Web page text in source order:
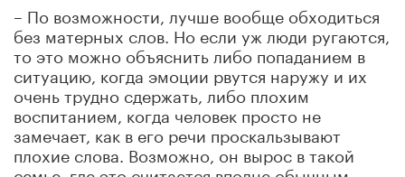
– По возможности, лучше вообще обходиться
без матерных слов. Но если уж люди ругаются,
то это можно объяснить либо попаданием в
ситуацию, когда эмоции рвутся наружу и их
очень трудно сдержать, либо плохим
воспитанием, когда человек просто не
замечает, как в его речи проскальзывают
плохие слова. Возможно, он вырос в такой